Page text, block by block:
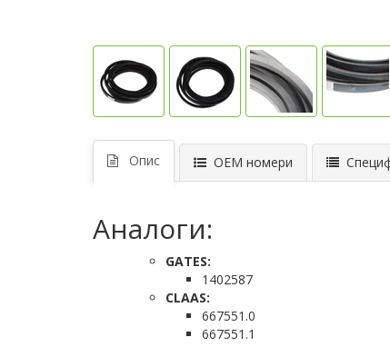
Опис ОЕМ номери
Аналоги:
GATES:
1402587
CLAAS:
667551.0
667551.1